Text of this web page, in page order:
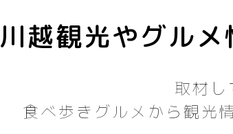
川越観光やグル
取材し
食べ歩きグルメから観光